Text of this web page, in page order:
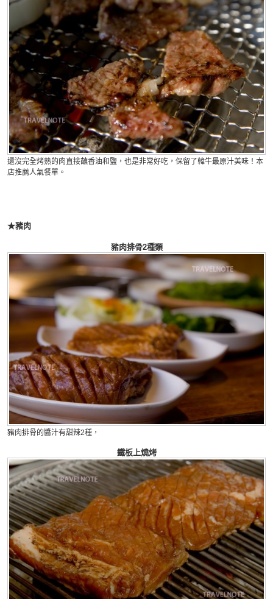
還沒完全烤熟的肉直接蘸香油和鹽，也是非常好吃，保留了韓牛最原汁美味！本
店推薦人氣餐單。
★豬肉
豬肉排骨2種類
豬肉排骨的醬汁有甜辣2種，
鐵板上燒烤